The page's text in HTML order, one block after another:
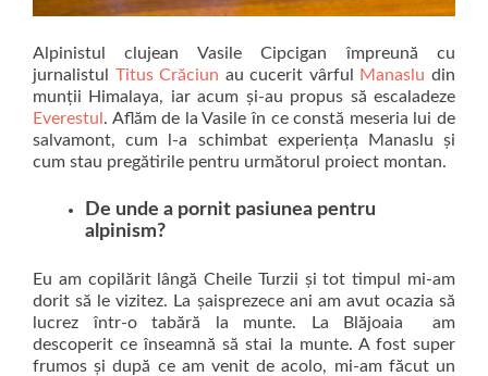
Alpinistul clujean Vasile Cipcigan împreună cu
jurnalistul Titus Crăciun au cucerit vârful Manaslu din
munții Himalaya, iar acum și-au propus să escaladeze
Everestul . Aflăm de la Vasile în ce constă meseria lui de
salvamont, cum l-a schimbat experiența Manaslu și
cum stau pregătirile pentru următorul proiect montan.
De unde a pornit pasiunea pentru
alpinism?
Eu am copilărit lângă Cheile Turzii și tot timpul mi-am
dorit să le vizitez. La șaisprezece ani am avut ocazia să
lucrez într-o tabără la munte. La Blăjoaia am
descoperit ce înseamnă să stai la munte. A fost super
frumos și după ce am venit de acolo, mi-am făcut un